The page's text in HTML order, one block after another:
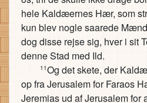
hele Kaldæernes Hær, som
kun blev nogle saarede
dog disse rejse sig, hver i sit
denne Stad med Ild.
11Og det skete, der
op fra Jerusalem for Faraos
Jeremias ud af Jerusalem for